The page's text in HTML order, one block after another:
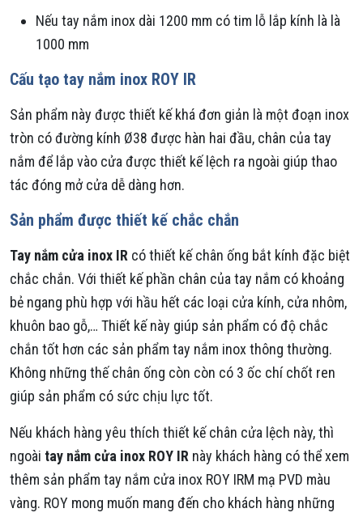
Nếu tay nắm inox dài 1200 mm có tim lỗ lắp kính là là
1000 mm
Cấu tạo tay nắm inox ROY IR
Sản phẩm này được thiết kế khá đơn giản là một đoạn inox
tròn có đường kính Ø38 được hàn hai đầu, chân của tay
nắm để lắp vào cửa được thiết kế lệch ra ngoài giúp thao
tác đóng mở cửa dễ dàng hơn.
Sản phẩm được thiết kế chắc chắn
Tay nắm cửa inox IR có thiết kế chân ống bắt kính đặc biệt
chắc chắn. Với thiết kế phần chân của tay nắm có khoảng
bẻ ngang phù hợp với hầu hết các loại cửa kính, cửa nhôm,
khuôn bao gỗ,… Thiết kế này giúp sản phẩm có độ chắc
chắn tốt hơn các sản phẩm tay nắm inox thông thường.
Không những thế chân ống còn còn có 3 ốc chí chốt ren
giúp sản phẩm có sức chịu lực tốt.
Nếu khách hàng yêu thích thiết kế chân cửa lệch này, thì
ngoài tay nắm cửa inox ROY IR này khách hàng có thể xem
thêm sản phẩm tay nắm cửa inox ROY IRM mạ PVD màu
vàng. ROY mong muốn mang đến cho khách hàng những